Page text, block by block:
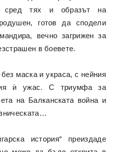
сред тях и образът на
готов да сподели
вечно загрижен за
в боевете.
маска и украса, с нейния
ѝ ужас. С триумфа за
на Балканската война и
история“ преиздаде